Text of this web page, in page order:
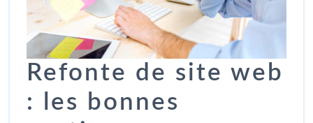
Refonte de site web
: les bonnes